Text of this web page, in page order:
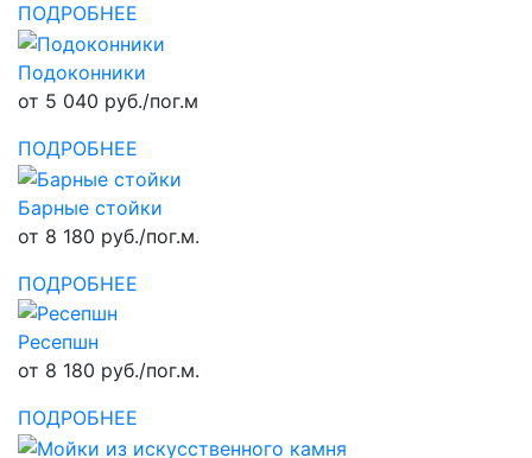
ПОДРОБНЕЕ
Подоконники
от 5 040 руб./пог.м
ПОДРОБНЕЕ
Барные стойки
от 8 180 руб./пог.м.
ПОДРОБНЕЕ
Ресепшн
от 8 180 руб./пог.м.
ПОДРОБНЕЕ